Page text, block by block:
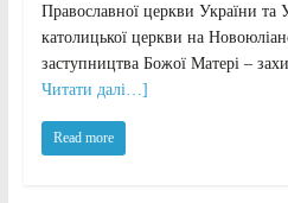
Православної церкви України та
католицької церкви на
заступництва Божої Матері –
Читати далі…]
Read more